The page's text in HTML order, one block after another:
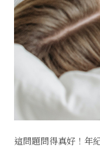
這問題問得真好！年